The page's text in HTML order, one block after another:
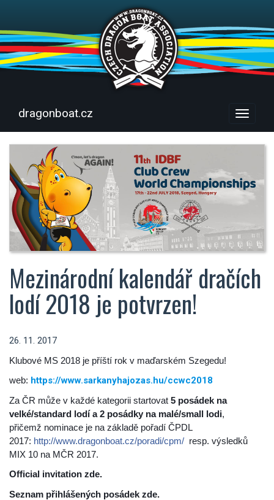
Menu
dragonboat.cz
Mezinárodní kalendář dračích
lodí 2018 je potvrzen!
26. 11. 2017
Klubové MS 2018 je příští rok v maďarském Szegedu!
web: https://www.sarkanyhajozas.hu/ccwc2018
Za ČR může v každé kategorii startovat 5 posádek na
velké/standard lodí a 2 posádky na malé/small lodi,
přičemž nominace je na základě pořadí ČPDL
2017: http://www.dragonboat.cz/poradi/cpm/ resp. výsledků
MIX 10 na MČR 2017.
Official invitation zde.
Seznam přihlášených posádek zde.